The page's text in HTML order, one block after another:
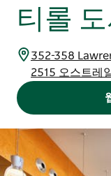
티롤
352-358
2515 오스트레